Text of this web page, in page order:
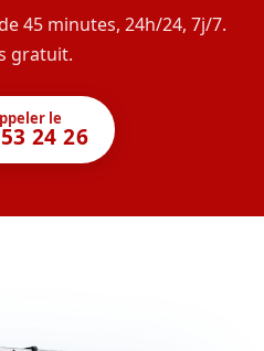
45 minutes, 24h/24, 7j/7.
gratuit.
le
24 26